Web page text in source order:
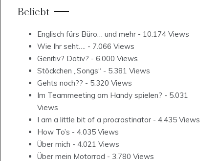
Beliebt
Englisch fürs Büro… und mehr - 10.174 Views
Wie Ihr seht…. - 7.066 Views
Genitiv? Dativ? - 6.000 Views
Stöckchen „Songs“ - 5.381 Views
Gehts noch?? - 5.320 Views
Im Teammeeting am Handy spielen? - 5.031
Views
I am a little bit of a procrastinator - 4.435 Views
How To’s - 4.035 Views
Über mich - 4.021 Views
Über mein Motorrad - 3.780 Views